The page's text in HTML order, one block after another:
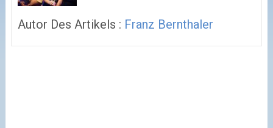
Autor Des Artikels : Franz Bernthaler